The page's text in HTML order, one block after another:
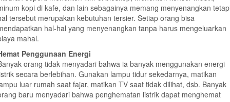
kopi di kafe, dan lain sebagainya memang menyenangkan
tersebut merupakan kebutuhan tersier. Setiap orang bisa
hal-hal yang menyenangkan tanpa harus mengeluarkan
mahal.
Penggunaan Energi
orang tidak menyadari bahwa ia banyak menggunakan energi
secara berlebihan. Gunakan lampu tidur sekedarnya, matikan
luar rumah saat fajar, matikan TV saat tidak dilihat, dsb. Banyak
baru menyadari bahwa penghematan listrik dapat menghemat